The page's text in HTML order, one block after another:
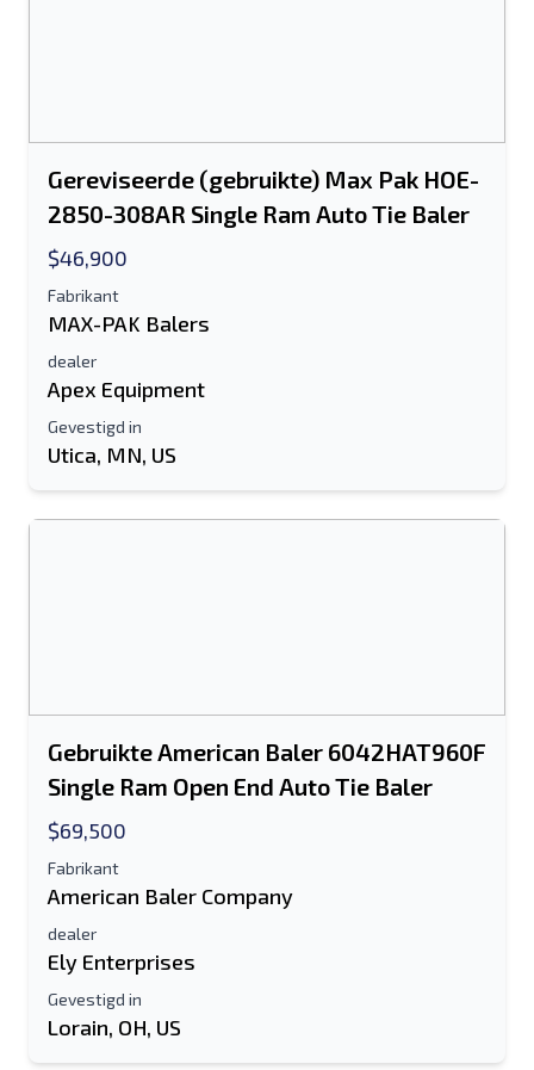
Gereviseerde (gebruikte) Max Pak HOE-
2850-308AR Single Ram Auto Tie Baler
$46,900
Fabrikant
MAX-PAK Balers
dealer
Apex Equipment
Gevestigd in
Utica, MN, US
Gebruikte American Baler 6042HAT960F
Single Ram Open End Auto Tie Baler
$69,500
Fabrikant
American Baler Company
dealer
Ely Enterprises
Gevestigd in
Lorain, OH, US